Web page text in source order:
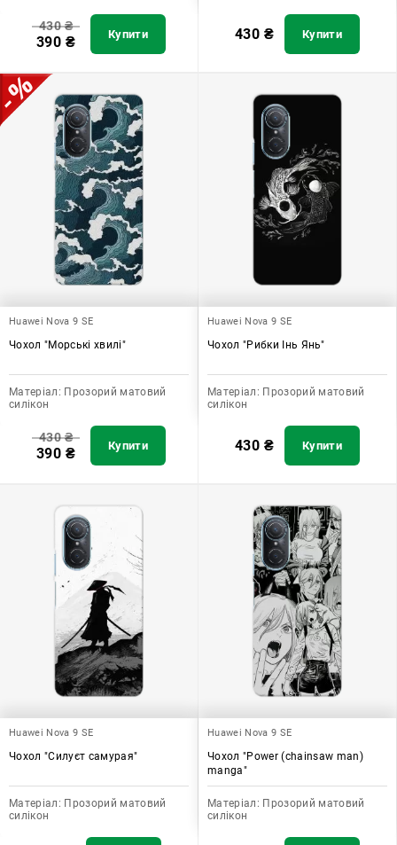
430₴
390 ₴ Купити 430 ₴ Купити
Huawei Nova 9 SE
Чохол "Морські хвилі"
Матеріал: Прозорий матовий
силікон
430₴
390 ₴ Купити
Huawei Nova 9 SE
Чохол "Рибки Інь Янь"
Матеріал: Прозорий матовий
силікон
430 ₴ Купити
Huawei Nova 9 SE
Чохол "Силуєт самурая"
Матеріал: Прозорий матовий
силікон
Huawei Nova 9 SE
Чохол "Power (chainsaw man)
manga"
Матеріал: Прозорий матовий
силікон